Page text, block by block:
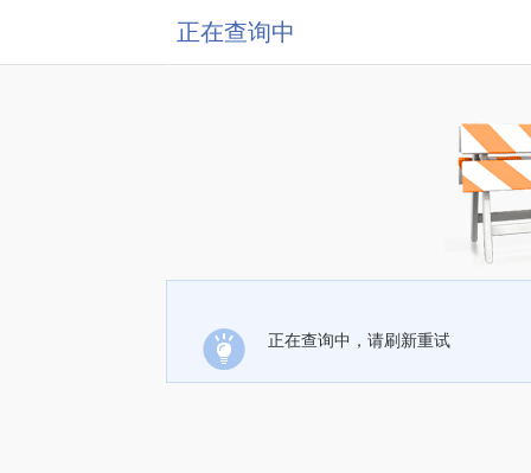
正在查询中
正在查询中，请刷新重试